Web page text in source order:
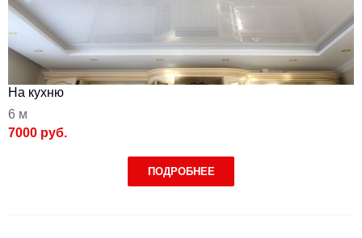
На кухню
6 м
7000 руб.
ПОДРОБНЕЕ